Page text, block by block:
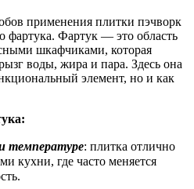
применения плитки пэчворк
фартука. Фартук — это область
шкафчиками, которая
воды, жира и пара. Здесь она
элемент, но и как
температуре: плитка отлично
кухни, где часто меняется